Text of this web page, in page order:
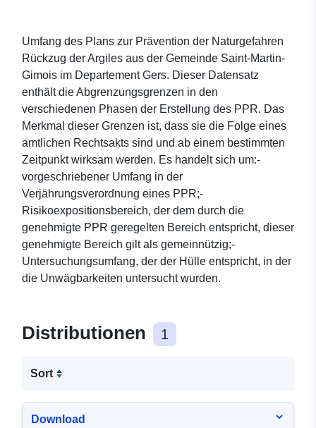
Umfang des Plans zur Prävention der Naturgefahren
Rückzug der Argiles aus der Gemeinde Saint-Martin-
Gimois im Departement Gers. Dieser Datensatz
enthält die Abgrenzungsgrenzen in den
verschiedenen Phasen der Erstellung des PPR. Das
Merkmal dieser Grenzen ist, dass sie die Folge eines
amtlichen Rechtsakts sind und ab einem bestimmten
Zeitpunkt wirksam werden. Es handelt sich um:-
vorgeschriebener Umfang in der
Verjährungsverordnung eines PPR;-
Risikoexpositionsbereich, der dem durch die
genehmigte PPR geregelten Bereich entspricht, dieser
genehmigte Bereich gilt als gemeinnützig;-
Untersuchungsumfang, der der Hülle entspricht, in der
die Unwägbarkeiten untersucht wurden.
Distributionen 1
Sort
Download